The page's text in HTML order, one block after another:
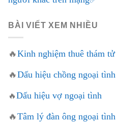
BÀI VIẾT XEM NHIỀU
🔥Kinh nghiệm thuê thám tử
🔥Dấu hiệu chồng ngoại tình
🔥Dấu hiệu vợ ngoại tình
🔥Tâm lý đàn ông ngoại tình